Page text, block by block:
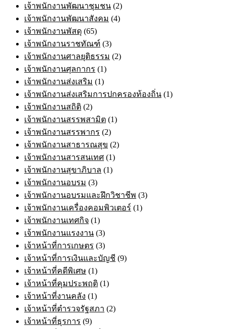
เจ้าพนักงานพัฒนาชุมชน (2)
เจ้าพนักงานพัฒนาสังคม (4)
เจ้าพนักงานพัสดุ (65)
เจ้าพนักงานราชทัณฑ์ (3)
เจ้าพนักงานศาลยุติธรรม (2)
เจ้าพนักงานศุลกากร (1)
เจ้าพนักงานส่งเสริม (1)
เจ้าพนักงานส่งเสริมการปกครองท้องถิ่น (1)
เจ้าพนักงานสถิติ (2)
เจ้าพนักงานสรรพสามิต (1)
เจ้าพนักงานสรรพากร (2)
เจ้าพนักงานสาธารณสุข (2)
เจ้าพนักงานสารสนเทศ (1)
เจ้าพนักงานสุขาภิบาล (1)
เจ้าพนักงานอบรม (3)
เจ้าพนักงานอบรมและฝึกวิชาชีพ (3)
เจ้าพนักงานเครื่องคอมพิวเตอร์ (1)
เจ้าพนักงานเทศกิจ (1)
เจ้าพนักงานแรงงาน (3)
เจ้าหน้าที่การเกษตร (3)
เจ้าหน้าที่การเงินและบัญชี (9)
เจ้าหน้าที่คดีพิเศษ (1)
เจ้าหน้าที่คุมประพฤติ (1)
เจ้าหน้าที่งานคลัง (1)
เจ้าหน้าที่ตำรวจรัฐสภา (2)
เจ้าหน้าที่ธุรการ (9)